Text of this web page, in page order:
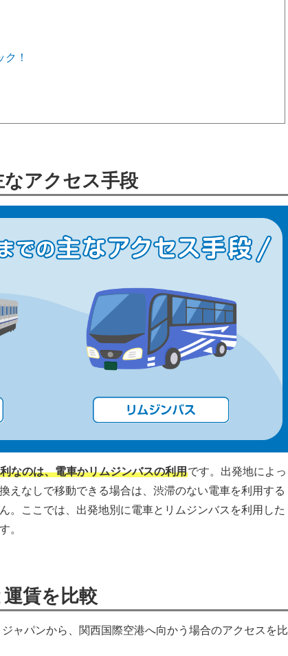
！
なアクセス手段
なのは、電車かリムジンバスの利用です。出発地によっ
えなしで移動できる場合は、渋滞のない電車を利用する
。ここでは、出発地別に電車とリムジンバスを利用した
。
賃を比較
ャパンから、関西国際空港へ向かう場合のアクセスを比